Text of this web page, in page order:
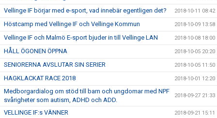
Vellinge IF börjar med e-sport, vad innebär egentligen det? 2018-10-11 08:42
Höstcamp med Vellinge IF och Vellinge Kommun 2018-10-09 13:58
Vellinge IF och Malmö E-sport bjuder in till Vellinge LAN 2018-10-08 18:00
HÅLL ÖGONEN ÖPPNA 2018-10-05 20:20
SENIORERNA AVSLUTAR SIN SERIER 2018-10-05 11:50
HAGKLACKAT RACE 2018 2018-10-01 12:20
Medborgardialog om stöd till barn och ungdomar med NPF
svårigheter som autism, ADHD och ADD.
2018-09-27 21:33
VELLINGE IF:s VÄNNER 2018-09-21 15:11